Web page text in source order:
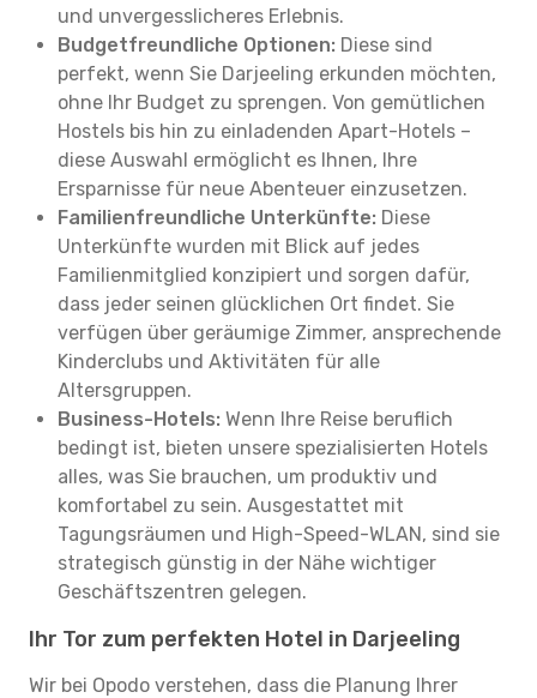
und unvergesslicheres Erlebnis.
Budgetfreundliche Optionen: Diese sind
perfekt, wenn Sie Darjeeling erkunden möchten,
ohne Ihr Budget zu sprengen. Von gemütlichen
Hostels bis hin zu einladenden Apart-Hotels –
diese Auswahl ermöglicht es Ihnen, Ihre
Ersparnisse für neue Abenteuer einzusetzen.
Familienfreundliche Unterkünfte: Diese
Unterkünfte wurden mit Blick auf jedes
Familienmitglied konzipiert und sorgen dafür,
dass jeder seinen glücklichen Ort findet. Sie
verfügen über geräumige Zimmer, ansprechende
Kinderclubs und Aktivitäten für alle
Altersgruppen.
Business-Hotels: Wenn Ihre Reise beruflich
bedingt ist, bieten unsere spezialisierten Hotels
alles, was Sie brauchen, um produktiv und
komfortabel zu sein. Ausgestattet mit
Tagungsräumen und High-Speed-WLAN, sind sie
strategisch günstig in der Nähe wichtiger
Geschäftszentren gelegen.
Ihr Tor zum perfekten Hotel in Darjeeling
Wir bei Opodo verstehen, dass die Planung Ihrer